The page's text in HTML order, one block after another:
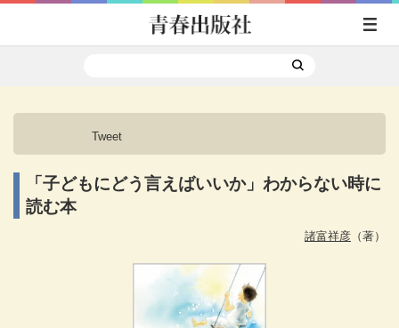
Tweet
「子どもにどう言えばいいか」わからない時に
読む本
諸富祥彦 （著）